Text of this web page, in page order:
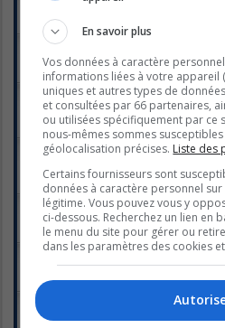
Réponses :
Dernier message par Capuchino
Réponses :16
Chanteurs Masqués
Dernier message parEmjibay «
Réponses :490
Avant le crash - lundi 12
Réponses :52
La série Dumas - lundi à
Dernier message parchristou«
Réponses : 17
Telle mère, telle fille
Dernier message parMalike«
Réponses :3
Masterchef Québec
Dernier message parFabi«jeu.
En savoir plus
Vos données à caractère
informations liées à votre appareil
uniques et autres types de
et consultées par 66 partenaires,
ou utilisées spécifiquement par ce
nous-mêmes sommes
géolocalisation précises. Liste des
Certains fournisseurs sont
données à caractère personnel
légitime. Vous pouvez vous y
ci-dessous. Recherchez un lien en
le menu du site pour gérer ou
dans les paramètres des cookies